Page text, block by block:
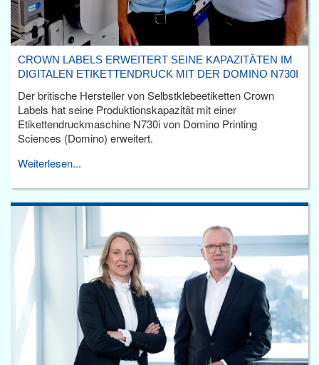
CROWN LABELS ERWEITERT SEINE KAPAZITÄTEN IM
DIGITALEN ETIKETTENDRUCK MIT DER DOMINO N730I
Der britische Hersteller von Selbstklebeetiketten Crown
Labels hat seine Produktionskapazität mit einer
Etikettendruckmaschine N730i von Domino Printing
Sciences (Domino) erweitert.
Weiterlesen...